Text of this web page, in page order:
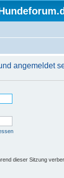
angemeldet
dieser Sitzung